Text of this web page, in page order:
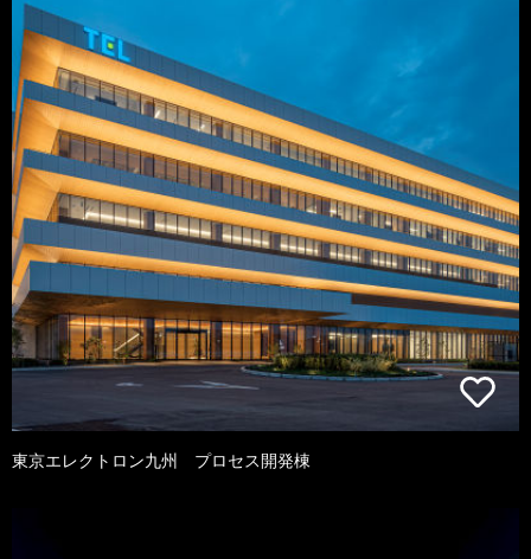
東京エレクトロン九州 プロセス開発棟